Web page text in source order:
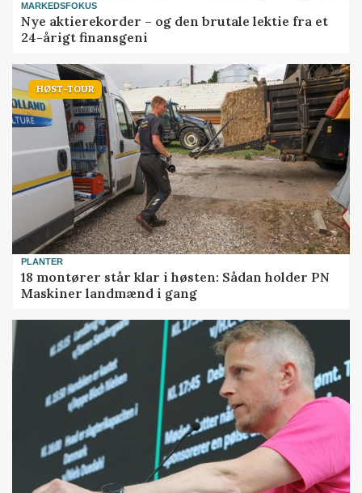
MARKEDSFOKUS
Nye aktierekorder – og den brutale lektie fra et
24-årigt finansgeni
HØST-TOUR
PLANTER
18 montører står klar i høsten: Sådan holder PN
Maskiner landmænd i gang